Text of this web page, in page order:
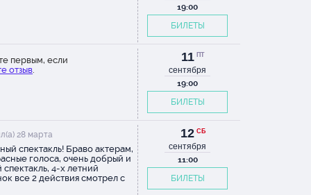
в
не
19:00
БИЛЕТЫ
первым, если
отзыв.
11 ПТ
сентября
19:00
БИЛЕТЫ
28 марта
спектакль! Браво актерам,
голоса, очень добрый и
спектакль, 4-х летний
все 2 действия смотрел с
12 СБ
сентября
11:00
БИЛЕТЫ